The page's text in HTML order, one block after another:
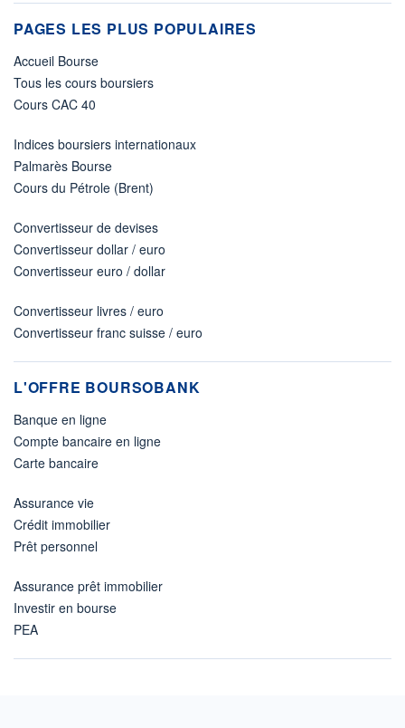
PAGES LES PLUS POPULAIRES
Accueil Bourse
Tous les cours boursiers
Cours CAC 40
Indices boursiers internationaux
Palmarès Bourse
Cours du Pétrole (Brent)
Convertisseur de devises
Convertisseur dollar / euro
Convertisseur euro / dollar
Convertisseur livres / euro
Convertisseur franc suisse / euro
L'OFFRE BOURSOBANK
Banque en ligne
Compte bancaire en ligne
Carte bancaire
Assurance vie
Crédit immobilier
Prêt personnel
Assurance prêt immobilier
Investir en bourse
PEA